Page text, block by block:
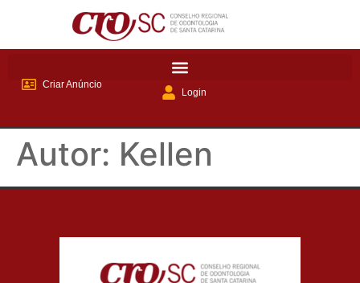
Criar Anúncio
Login
Autor: Kellen